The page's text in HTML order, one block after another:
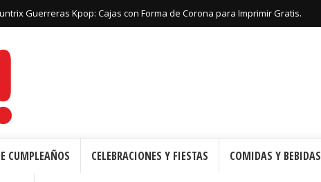
Guerreras Kpop: Cajas con Forma de Corona para Imprimir Gratis.
CUMPLEAÑOS CELEBRACIONES Y FIESTAS COMIDAS Y BEBIDAS